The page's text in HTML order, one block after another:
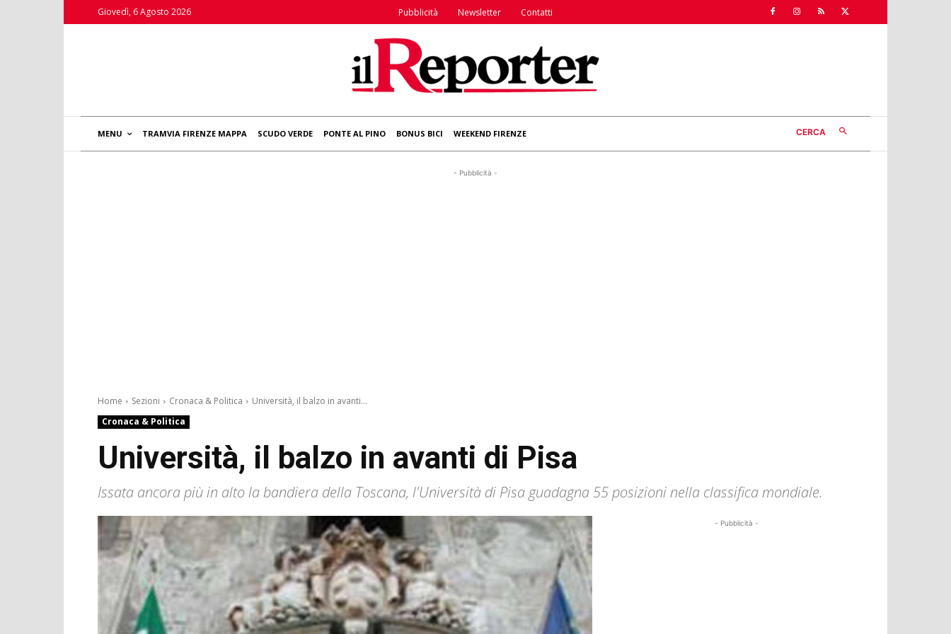
Giovedì, 6 Agosto 2026 Pubblicità Newsletter Contatti
MENU TRAMVIA FIRENZE MAPPA SCUDO VERDE PONTE AL PINO BONUS BICI WEEKEND FIRENZE CERCA
- Pubblicità -
Home Sezioni Cronaca & Politica
Università, il balzo in avanti...
Cronaca & Politica
Università, il balzo in avanti di Pisa
Issata ancora più in alto la bandiera della Toscana, l'Università di Pisa guadagna 55 posizioni nella classifica mondiale.
- Pubblicità -